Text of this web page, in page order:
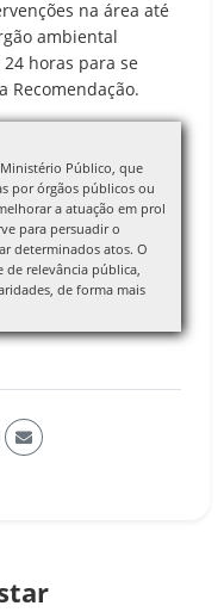
na área até
ambiental
horas para se
Recomendação.
Público, que
por órgãos públicos ou
a atuação em prol
para persuadir o
determinados atos. O
relevância pública,
de forma mais